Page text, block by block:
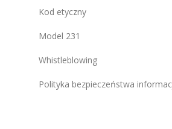
Kod etyczny
Model 231
Whistleblowing
Polityka bezpieczeństwa